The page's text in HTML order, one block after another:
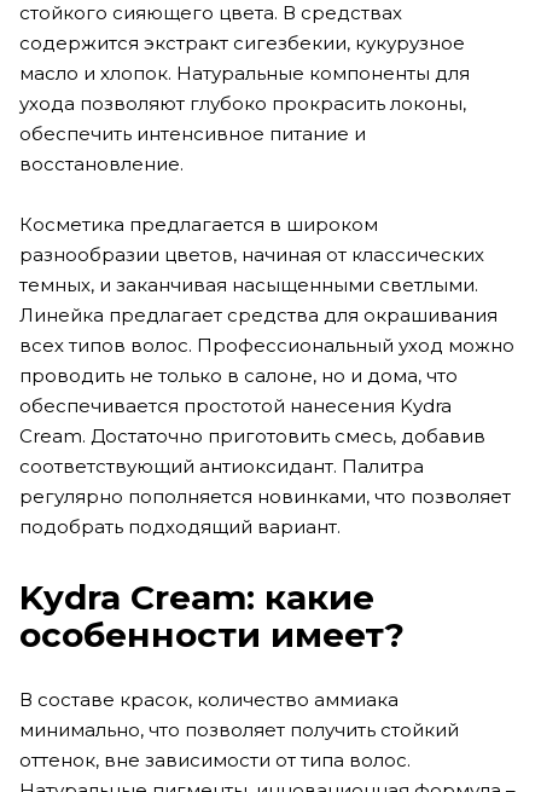
стойкого сияющего цвета. В средствах
содержится экстракт сигезбекии, кукурузное
масло и хлопок. Натуральные компоненты для
ухода позволяют глубоко прокрасить локоны,
обеспечить интенсивное питание и
восстановление.
Косметика предлагается в широком
разнообразии цветов, начиная от классических
темных, и заканчивая насыщенными светлыми.
Линейка предлагает средства для окрашивания
всех типов волос. Профессиональный уход можно
проводить не только в салоне, но и дома, что
обеспечивается простотой нанесения Kydra
Cream. Достаточно приготовить смесь, добавив
соответствующий антиоксидант. Палитра
регулярно пополняется новинками, что позволяет
подобрать подходящий вариант.
Kydra Cream: какие
особенности имеет?
В составе красок, количество аммиака
минимально, что позволяет получить стойкий
оттенок, вне зависимости от типа волос.